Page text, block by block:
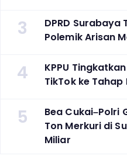
3
DPRD Surabaya
Polemik Arisan
4
KPPU
TikTok ke
5
Bea Cukai–Polri
Ton Merkuri di
Miliar